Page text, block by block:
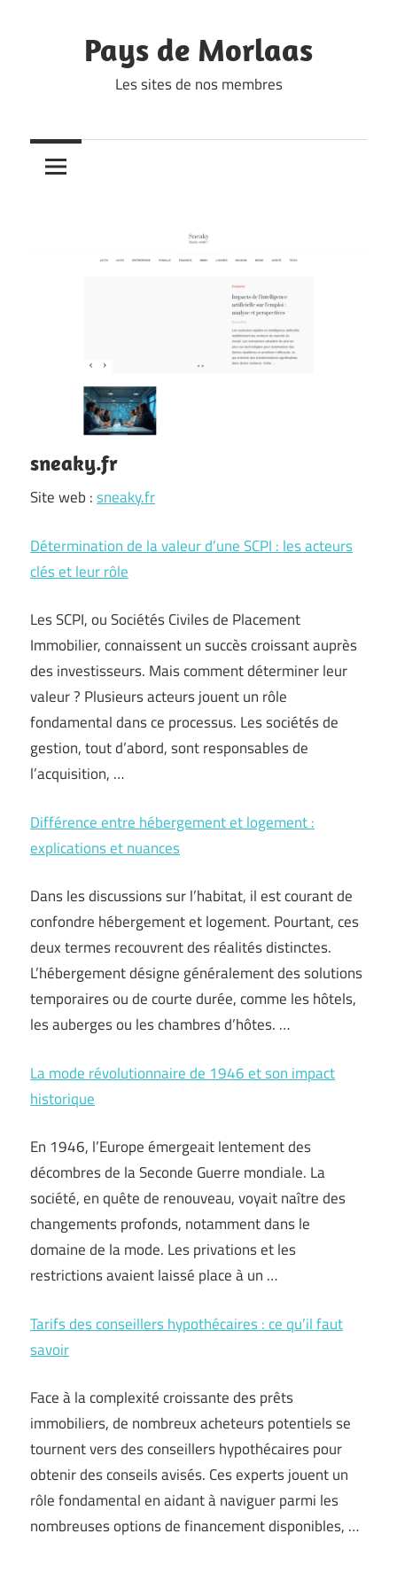
Pays de Morlaas
Les sites de nos membres
sneaky.fr
Site web :sneaky.fr
Détermination de la valeur d’une SCPI : les acteurs
clés et leur rôle
Les SCPI, ou Sociétés Civiles de Placement
Immobilier, connaissent un succès croissant auprès
des investisseurs. Mais comment déterminer leur
valeur ? Plusieurs acteurs jouent un rôle
fondamental dans ce processus. Les sociétés de
gestion, tout d’abord, sont responsables de
l’acquisition, …
Différence entre hébergement et logement :
explications et nuances
Dans les discussions sur l’habitat, il est courant de
confondre hébergement et logement. Pourtant, ces
deux termes recouvrent des réalités distinctes.
L’hébergement désigne généralement des solutions
temporaires ou de courte durée, comme les hôtels,
les auberges ou les chambres d’hôtes. …
La mode révolutionnaire de 1946 et son impact
historique
En 1946, l’Europe émergeait lentement des
décombres de la Seconde Guerre mondiale. La
société, en quête de renouveau, voyait naître des
changements profonds, notamment dans le
domaine de la mode. Les privations et les
restrictions avaient laissé place à un …
Tarifs des conseillers hypothécaires : ce qu’il faut
savoir
Face à la complexité croissante des prêts
immobiliers, de nombreux acheteurs potentiels se
tournent vers des conseillers hypothécaires pour
obtenir des conseils avisés. Ces experts jouent un
rôle fondamental en aidant à naviguer parmi les
nombreuses options de financement disponibles, …